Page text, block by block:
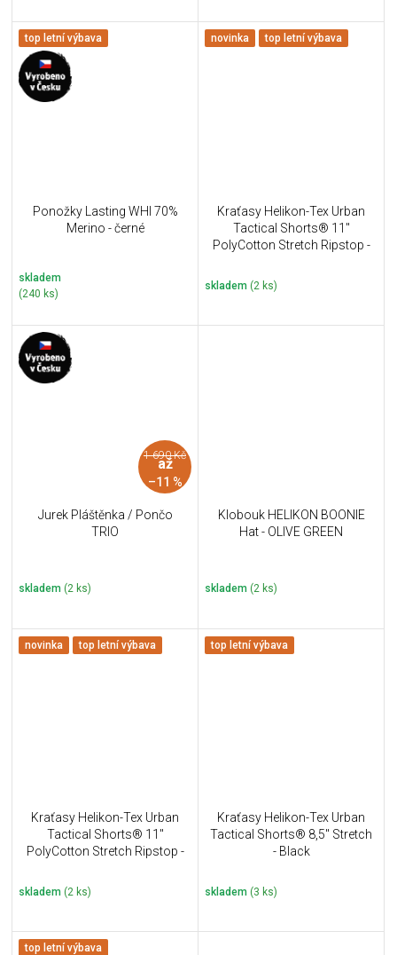
top letní výbava
Ponožky Lasting WHI 70%
Merino - černé
skladem
(240 ks)
novinka top letní výbava
Kraťasy Helikon-Tex Urban
Tactical Shorts® 11''
PolyCotton Stretch Ripstop -
skladem (2 ks)
1 690 Kč
až
–11 %
Jurek Pláštěnka / Pončo
TRIO
skladem (2 ks)
Klobouk HELIKON BOONIE
Hat - OLIVE GREEN
skladem (2 ks)
novinka top letní výbava
Kraťasy Helikon-Tex Urban
Tactical Shorts® 11''
PolyCotton Stretch Ripstop -
skladem (2 ks)
top letní výbava
Kraťasy Helikon-Tex Urban
Tactical Shorts® 8,5" Stretch
- Black
skladem (3 ks)
top letní výbava